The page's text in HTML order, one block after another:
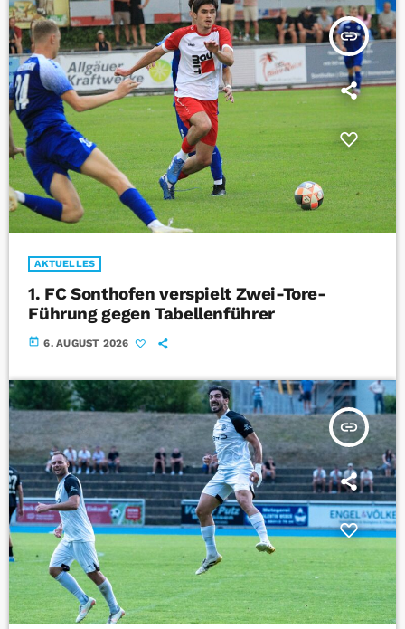
insert_link
AKTUELLES
1. FC Sonthofen verspielt Zwei-Tore-
Führung gegen Tabellenführer
today 6. AUGUST 2026
insert_link